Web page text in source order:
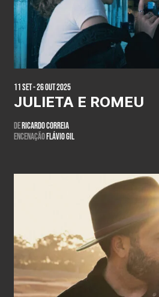
11 Set - 26 Out 2025
JULIETA E ROMEU
DeRicardo Correia
EncenaçãoFlávio Gil